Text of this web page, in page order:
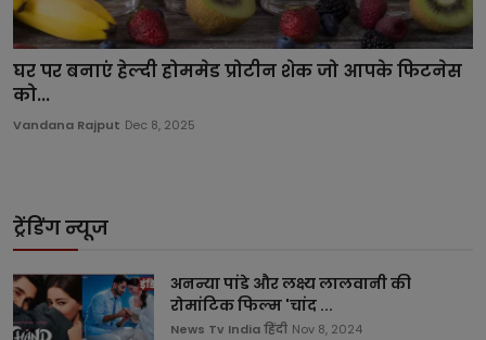
घर पर बनाएं हेल्दी होममेड प्रोटीन शेक जो आपके फिटनेस
को...
Vandana Rajput Dec 8, 2025
ट्रेंडिंग न्यूज
अनन्या पांडे और लक्ष्य लालवानी की
रोमांटिक फिल्म 'चांद ...
News Tv India हिंदी Nov 8, 2024